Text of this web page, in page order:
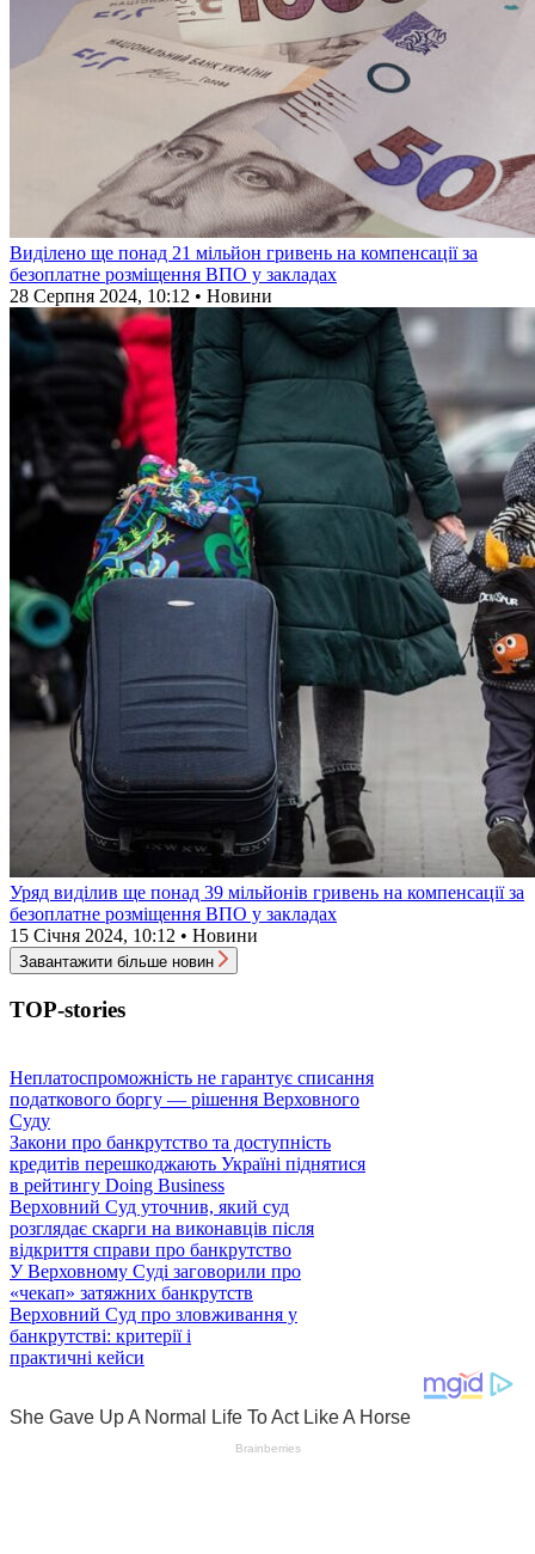
Виділено ще понад 21 мільйон гривень на компенсації за
безоплатне розміщення ВПО у закладах
28 Серпня 2024, 10:12 • Новини
Уряд виділив ще понад 39 мільйонів гривень на компенсації за
безоплатне розміщення ВПО у закладах
15 Січня 2024, 10:12 • Новини
Завантажити більше новин
TOP-stories
Неплатоспроможність не гарантує списання
податкового боргу — рішення Верховного
Суду
Закони про банкрутство та доступність
кредитів перешкоджають Україні піднятися
в рейтингу Doing Business
Верховний Суд уточнив, який суд
розглядає скарги на виконавців після
відкриття справи про банкрутство
У Верховному Суді заговорили про
«чекап» затяжних банкрутств
Верховний Суд про зловживання у
банкрутстві: критерії і
практичні кейси